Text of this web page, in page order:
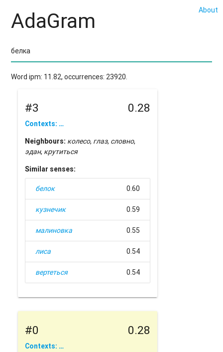
About
AdaGram
Word ipm: 11.82, occurrences: 23920.
#3 0.28
Contexts: …
Neighbours: колесо, глаз, словно,
эдан, крутиться
Similar senses:
белок 0.60
кузнечик 0.59
малиновка 0.55
лиса 0.54
вертеться 0.54
#0 0.28
Contexts: …